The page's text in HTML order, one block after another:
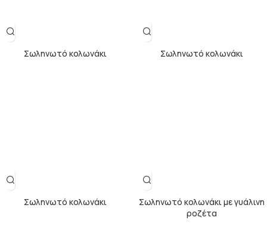
Σωληνωτό κολωνάκι Σωληνωτό κολωνάκι
Σωληνωτό κολωνάκι
Σωληνωτό κολωνάκι με γυάλινη
ροζέτα